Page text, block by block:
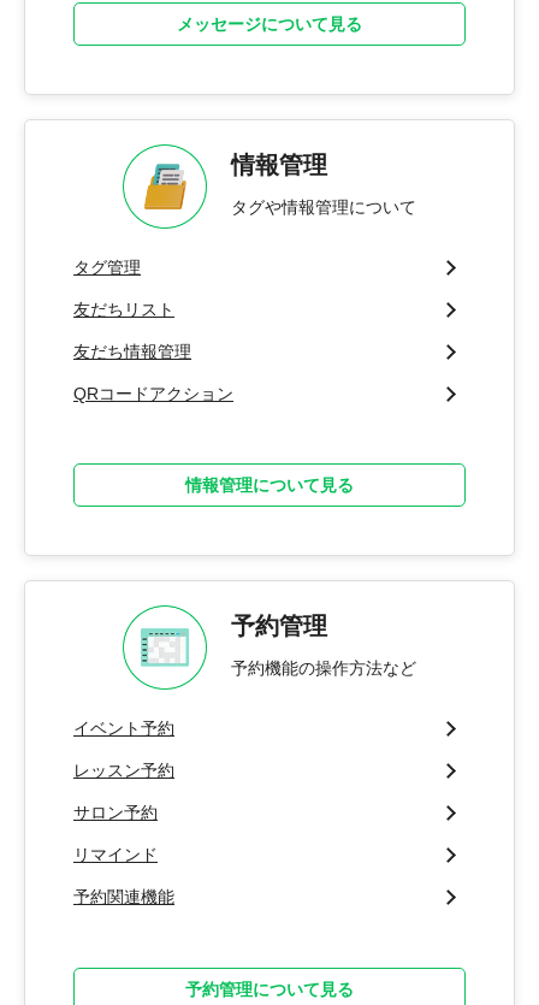
メッセージについて見る
情報管理
タグや情報管理について
タグ管理
友だちリスト
友だち情報管理
QRコードアクション
情報管理について見る
予約管理
予約機能の操作方法など
イベント予約
レッスン予約
サロン予約
リマインド
予約関連機能
予約管理について見る